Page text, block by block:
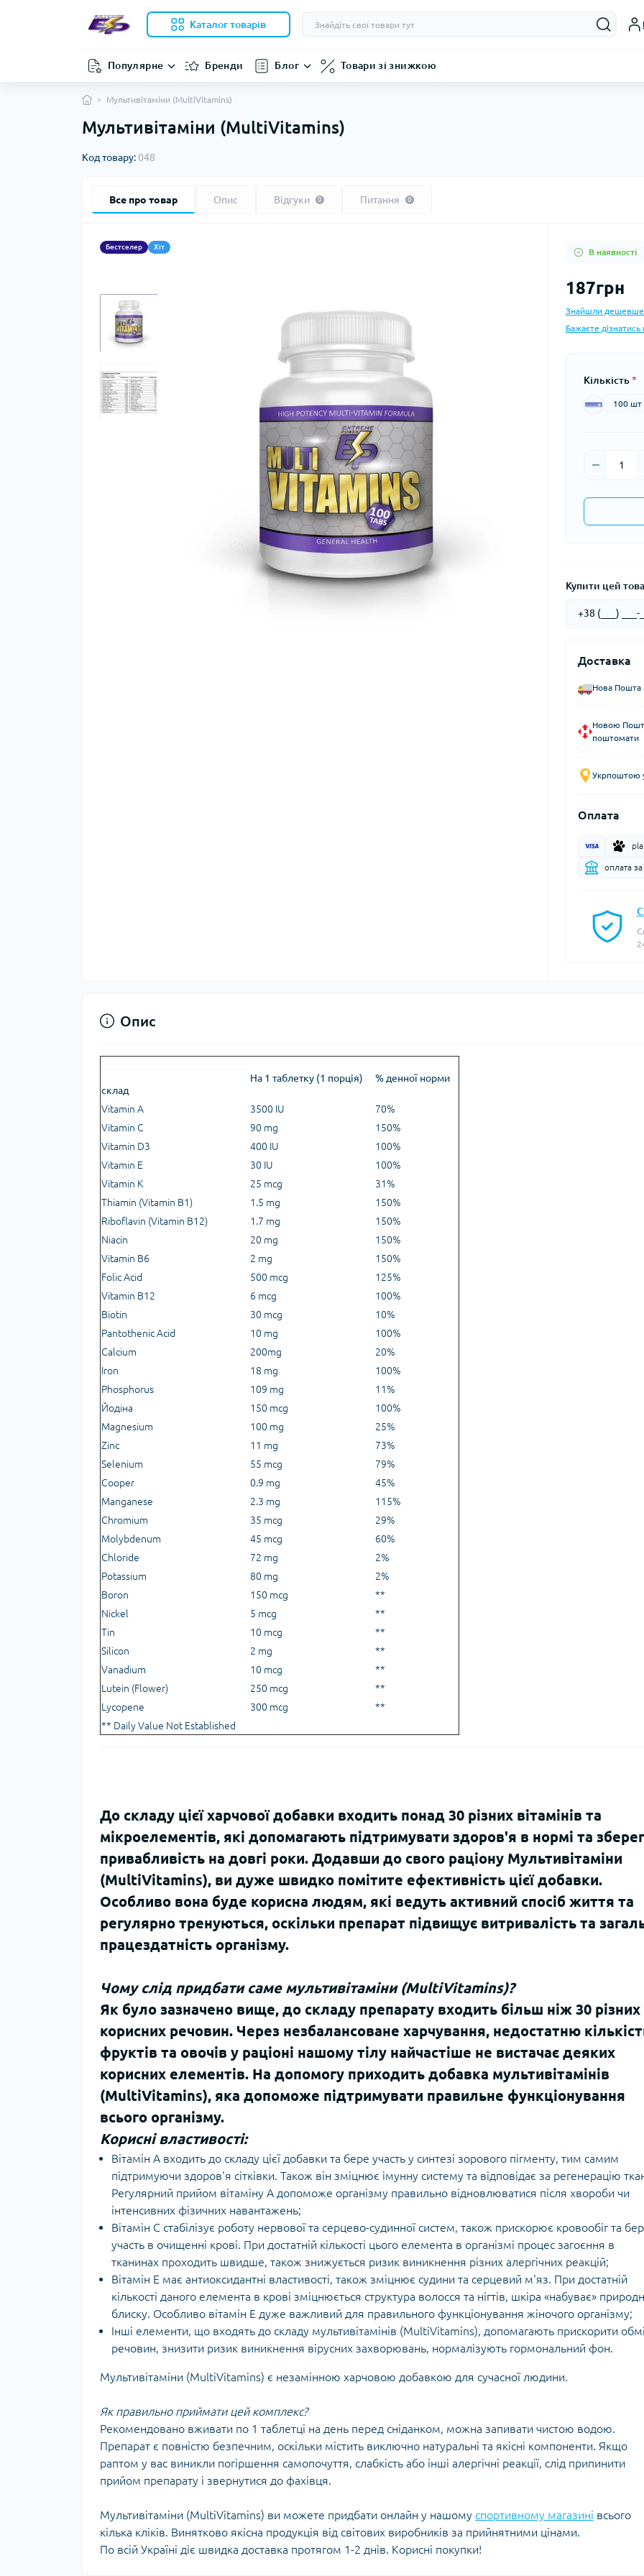
Каталог товарів
Популярне Бренди Блог Товари зі знижкою
Мультивітаміни (MultiVitamins)
Мультивітаміни (MultiVitamins)
Код товару:048
Все про товар Опис Відгуки 0 Питання 0
Бестселер Хіт
В наявності
187грн
Знайшли
Бажаєте дізнатись
Кількість*
100 шт
Купити цей
Доставка
Нова Пошта
Новою
поштомати
Укрпоштою у
Оплата
оплата
Опис
склад
На 1 таблетку (1 порція) % денної норми
Vitamin A 3500 IU
70%
Vitamin C
90 mg
150%
Vitamin D3
400 IU
100%
Vitamin E
30 IU
100%
Vitamin K
25 mcg
31%
Thiamin (Vitamin B1)
1.5 mg
150%
Riboflavin (Vitamin B12)
1.7 mg
150%
Niacin
20 mg
150%
Vitamin B6
2 mg
150%
Folic Acid
500 mcg
125%
Vitamin B12
6 mcg
100%
Biotin
30 mcg
10%
Pantothenic Acid
10 mg
100%
Calcium
200mg
20%
Iron
18 mg
100%
Phosphorus
109 mg
11%
Йодіна
150 mcg
100%
Magnesium
100 mg
25%
Zinc
11 mg
73%
Selenium
55 mcg
79%
Cooper
0.9 mg
45%
Manganese
2.3 mg
115%
Chromium
35 mcg
29%
Molybdenum
45 mcg
60%
Chloride
72 mg
2%
Potassium
80 mg
2%
Boron
150 mcg
**
Nickel
5 mcg
**
Tin
10 mcg
**
Silicon
2 mg
**
Vanadium
10 mcg
**
Lutein (Flower)
250 mcg
**
Lycopene
300 mcg
**
** Daily Value Not Established
До складу цієї харчової добавки входить понад 30 різних вітамінів та
мікроелементів, які допомагають підтримувати здоров'я в нормі та
привабливість на довгі роки. Додавши до свого раціону Мультивітаміни
(MultiVitamins), ви дуже швидко помітите ефективність цієї добавки.
Особливо вона буде корисна людям, які ведуть активний спосіб життя та
регулярно тренуються, оскільки препарат підвищує витривалість та
працездатність організму.
Чому слід придбати саме мультивітаміни (MultiVitamins)?
Як було зазначено вище, до складу препарату входить більш ніж 30 різних
корисних речовин. Через незбалансоване харчування, недостатню
фруктів та овочів у раціоні нашому тілу найчастіше не вистачає деяких
корисних елементів. На допомогу приходить добавка мультивітамінів
(MultiVitamins), яка допоможе підтримувати правильне функціонування
всього організму.
Корисні властивості:
Вітамін А входить до складу цієї добавки та бере участь у синтезі зорового пігменту, тим самим
підтримуючи здоров'я сітківки. Також він зміцнює імунну систему та відповідає за регенерацію
Регулярний прийом вітаміну А допоможе організму правильно відновлюватися після хвороби чи
інтенсивних фізичних навантажень;
Вітамін С стабілізує роботу нервової та серцево-судинної систем, також прискорює кровообіг та
участь в очищенні крові. При достатній кількості цього елемента в організмі процес загоєння в
тканинах проходить швидше, також знижується ризик виникнення різних алергічних реакцій;
Вітамін Е має антиоксидантні властивості, також зміцнює судини та серцевий м'яз. При достатній
кількості даного елемента в крові зміцнюється структура волосся та нігтів, шкіра «набуває»
блиску. Особливо вітамін Е дуже важливий для правильного функціонування жіночого організму;
Інші елементи, що входять до складу мультивітамінів (MultiVitamins), допомагають прискорити
речовин, знизити ризик виникнення вірусних захворювань, нормалізують гормональний фон.
Мультивітаміни (MultiVitamins) є незамінною харчовою добавкою для сучасної людини.
Як правильно приймати цей комплекс?
Рекомендовано вживати по 1 таблетці на день перед сніданком, можна запивати чистою водою.
Препарат є повністю безпечним, оскільки містить виключно натуральні та якісні компоненти. Якщо
раптом у вас виникли погіршення самопочуття, слабкість або інші алергічні реакції, слід припинити
прийом препарату і звернутися до фахівця.
Мультивітаміни (MultiVitamins) ви можете придбати онлайн у нашому спортивному магазині всього
кілька кліків. Винятково якісна продукція від світових виробників за прийнятними цінами.
По всій Україні діє швидка доставка протягом 1-2 днів. Корисні покупки!